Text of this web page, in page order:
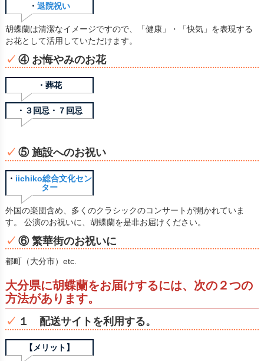
・ 退院祝い
胡蝶蘭は清潔なイメージですので、「健康」・「快気」を表現する
お花として活用していただけます。
④ お悔やみのお花
・葬花
・３回忌・７回忌
⑤ 施設へのお祝い
・ iichiko総合文化セン
ター
外国の楽団含め、多くのクラシックのコンサートが開かれていま
す。 公演のお祝いに、胡蝶蘭を是非お届けください。
⑥ 繁華街のお祝いに
都町（大分市）etc.
大分県に胡蝶蘭をお届けするには、次の２つの
方法があります。
１ 配送サイトを利用する。
【メリット】